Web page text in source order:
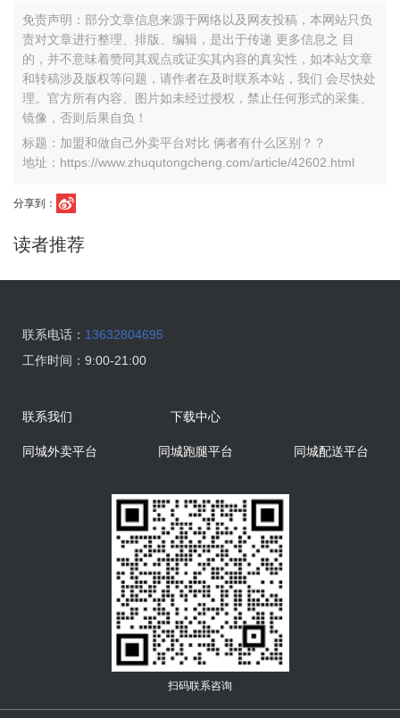
免责声明：部分文章信息来源于网络以及网友投稿，本网站只负
责对文章进行整理、排版、编辑，是出于传递 更多信息之 目
的，并不意味着赞同其观点或证实其内容的真实性，如本站文章
和转稿涉及版权等问题，请作者在及时联系本站，我们 会尽快处
理。官方所有内容、图片如未经过授权，禁止任何形式的采集、
镜像，否则后果自负！
标题：加盟和做自己外卖平台对比 俩者有什么区别？？
地址：https://www.zhuqutongcheng.com/article/42602.html
分享到：
读者推荐
联系电话： 13632804695
工作时间： 9:00-21:00
联系我们 下载中心
同城外卖平台 同城跑腿平台 同城配送平台
扫码联系咨询